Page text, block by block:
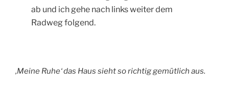
ab und ich gehe nach links weiter dem
Radweg folgend.
‚Meine Ruhe‘ das Haus sieht so richtig gemütlich aus.